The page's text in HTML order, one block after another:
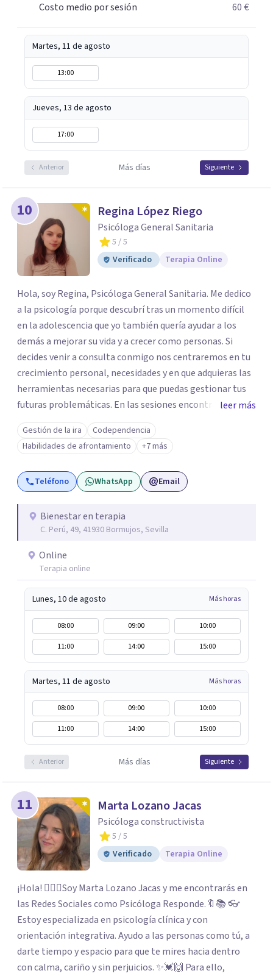
Costo medio por sesión
60 €
Martes, 11 de agosto
13:00
Jueves, 13 de agosto
17:00
Anterior Más días Siguiente
10 Regina López Riego
Psicóloga General Sanitaria
5 / 5
Verificado
Terapia Online
Hola, soy Regina, Psicóloga General Sanitaria. Me dedico
a la psicología porque descubrí tras un momento difícil
en la adolescencia que yo también quería ayudar a los
demás a mejorar su vida y a crecer como personas. Si
decides venir a consulta conmigo nos centraremos en tu
crecimiento personal, necesidades y en que adquieras las
herramientas necesarias para que puedas gestionar tus
futuras problemáticas. En las sesiones encontrarás un
lugar donde abrirte y expresarte sin juicios, donde
explorar tus emociones, conocerte, solucionar tus
heridas y trabajar en tu crecimiento. personal
leer más
Gestión de la ira
Codependencia
Habilidades de afrontamiento
+7 más
Teléfono WhatsApp Email
Bienestar en terapia
C. Perú, 49, 41930 Bormujos, Sevilla
Online
Terapia online
Lunes, 10 de agosto Más horas
08:00 09:00
10:00
11:00
14:00 15:00
Martes, 11 de agosto Más horas
08:00 09:00
10:00
11:00
14:00 15:00
Anterior Más días Siguiente
11 Marta Lozano Jacas
Psicóloga constructivista
5 / 5
Verificado
Terapia Online
¡Hola! 🙋🏼‍♀️Soy Marta Lozano Jacas y me encontrarás en
las Redes Sociales como Psicóloga Responde.🔖📚 👓
Estoy especializada en psicología clínica y con
orientación integrativa. Ayudo a las personas como tú, a
darte tiempo y espacio para que te mires hacia dentro
con calma, cariño y sin perjuicios. ✨💓🙌 Para ello,